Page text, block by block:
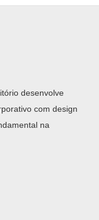
desenvolve
com design
na